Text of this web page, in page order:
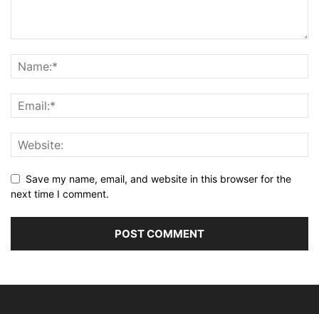
Save my name, email, and website in this browser for the
next time I comment.